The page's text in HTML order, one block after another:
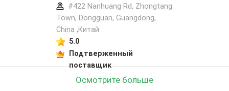
#422 Nanhuang Rd, Zhongtang
Town, Dongguan, Guangdong,
China ,Китай
5.0
Подтверженный
поставщик
Осмотрите больше